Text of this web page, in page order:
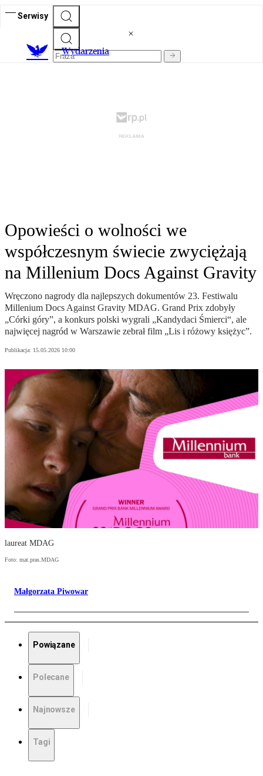
Serwisy
Wydarzenia
Opowieści o wolności we
współczesnym świecie zwyciężają
na Millenium Docs Against Gravity
Wręczono nagrody dla najlepszych dokumentów 23. Festiwalu
Millenium Docs Against Gravity MDAG. Grand Prix zdobyły
„Córki góry”, a konkurs polski wygrali „Kandydaci Śmierci“, ale
najwięcej nagród w Warszawie zebrał film „Lis i różowy księżyc”.
Publikacja: 15.05.2026 10:00
laureat MDAG
Foto: mat.pras.MDAG
Małgorzata Piwowar
Powiązane
Polecane
Najnowsze
Tagi